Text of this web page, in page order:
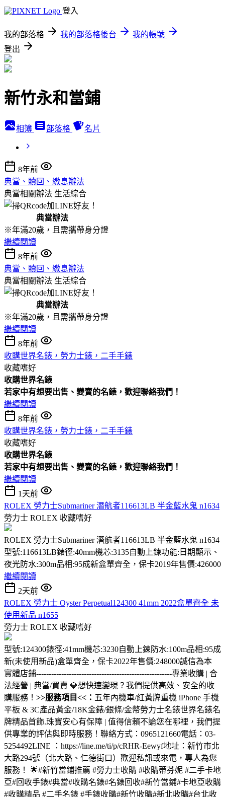
登入
我的部落格 我的部落格後台
我的帳號
登出
新竹永和當鋪
相簿 部落格 名片
8年前
典當、贖回、繳息辦法
典當相關辦法 生活綜合
典當辦法
※年滿20歲，且需攜帶身分證
繼續閱讀
8年前
典當、贖回、繳息辦法
典當相關辦法 生活綜合
典當辦法
※年滿20歲，且需攜帶身分證
繼續閱讀
8年前
收購世界名錶，勞力士錶，二手手錶
收藏嗜好
收購世界名錶
若家中有想要出售、變賣的名錶，歡迎聯絡我們！
繼續閱讀
8年前
收購世界名錶，勞力士錶，二手手錶
收藏嗜好
收購世界名錶
若家中有想要出售、變賣的名錶，歡迎聯絡我們！
繼續閱讀
1天前
ROLEX 勞力士Submariner 潛航者116613LB 半金藍水鬼 n1634
勞力士 ROLEX 收藏嗜好
ROLEX 勞力士Submariner 潛航者116613LB 半金藍水鬼 n1634
型號:116613LB錶徑:40mm機芯:3135自動上鍊功能:日期顯示、
夜光防水:300m品相:95成新盒單齊全，保卡2019年售價:426000
繼續閱讀
2天前
ROLEX 勞力士 Oyster Perpetual124300 41mm 2022盒單齊全 未
使用新品 n1655
勞力士 ROLEX 收藏嗜好
型號:124300錶徑:41mm機芯:3230自動上鍊防水:100m品相:95成
新(未使用新品)盒單齊全，保卡2022年售價:248000誠信為本
實體店鋪------------------------------------------------------專業收購 | 合
法經營 | 典當/買賣 💎想快速變現？我們提供高效、安全的收
購服務！ >>服務項目<<： 五年內機車/紅黃牌重機 iPhone 手機
平板 & 3C產品黃金/18K金錶/銀條/金幣勞力士名錶世界名錶名
牌精品首飾.珠寶安心有保障 | 值得信賴不論您在哪裡，我們提
供專業的評估與即時服務！聯絡方式：0965121660電話：03-
5254492LINE ：https://line.me/ti/p/cRHR-Eewyf地址：新竹市北
大路294號（北大路、仁德街口）歡迎私訊或來電，專人為您
服務！ 🌟#新竹當鋪推薦 #勞力士收購 #收購蒂芬妮 #二手卡地
亞#回收手錶#典當#收購名錶#名錶回收#新竹當鋪#卡地亞收購
#收購精品 #二手名錶 #手錶收購#新竹收購#新北收購#台北收